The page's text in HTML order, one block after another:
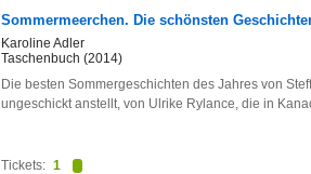
Sommermeerchen. Die schönsten
Karoline Adler
Taschenbuch (2014)
Die besten Sommergeschichten des Jahres von
ungeschickt anstellt, von Ulrike Rylance, die in
Tickets: 1